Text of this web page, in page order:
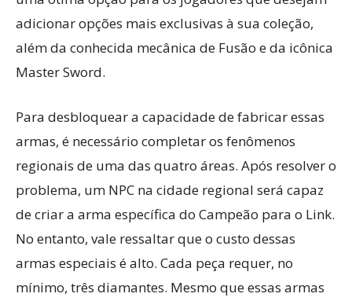
adicionar opções mais exclusivas à sua coleção,
além da conhecida mecânica de Fusão e da icônica
Master Sword.
Para desbloquear a capacidade de fabricar essas
armas, é necessário completar os fenômenos
regionais de uma das quatro áreas. Após resolver o
problema, um NPC na cidade regional será capaz
de criar a arma específica do Campeão para o Link.
No entanto, vale ressaltar que o custo dessas
armas especiais é alto. Cada peça requer, no
mínimo, três diamantes. Mesmo que essas armas